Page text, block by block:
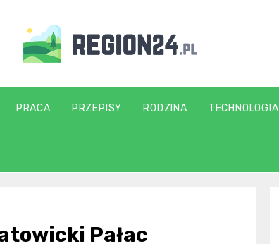
region24.pl
PRACA PRZEPISY RODZINA TECHNOLOGIA
Pałac